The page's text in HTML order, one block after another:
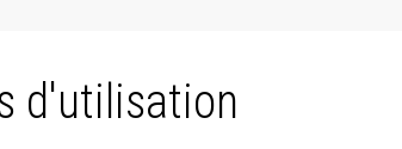
d'utilisation